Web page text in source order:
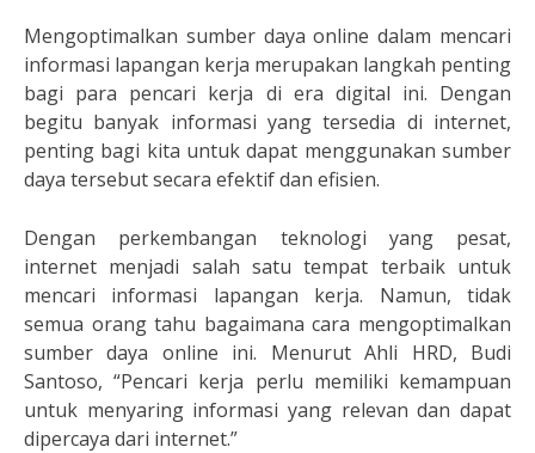
Mengoptimalkan sumber daya online dalam mencari
informasi lapangan kerja merupakan langkah penting
bagi para pencari kerja di era digital ini. Dengan
begitu banyak informasi yang tersedia di internet,
penting bagi kita untuk dapat menggunakan sumber
daya tersebut secara efektif dan efisien.
Dengan perkembangan teknologi yang pesat,
internet menjadi salah satu tempat terbaik untuk
mencari informasi lapangan kerja. Namun, tidak
semua orang tahu bagaimana cara mengoptimalkan
sumber daya online ini. Menurut Ahli HRD, Budi
Santoso, “Pencari kerja perlu memiliki kemampuan
untuk menyaring informasi yang relevan dan dapat
dipercaya dari internet.”